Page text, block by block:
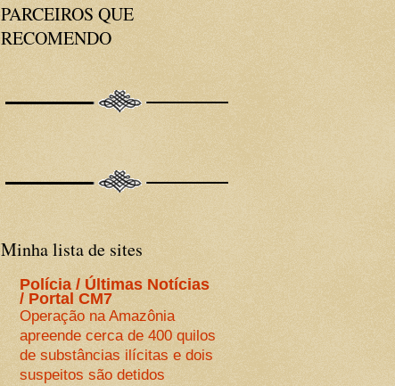
PARCEIROS QUE
RECOMENDO
Minha lista de sites
Polícia / Últimas Notícias
/ Portal CM7
Operação na Amazônia
apreende cerca de 400 quilos
de substâncias ilícitas e dois
suspeitos são detidos